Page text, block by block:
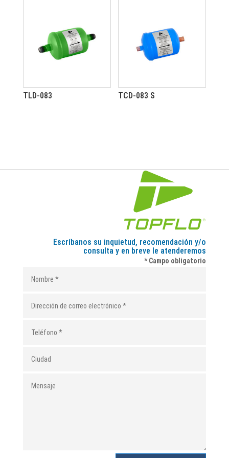
TLD-083 TCD-083 S
Escríbanos su inquietud, recomendación y/o
consulta y en breve le atenderemos
* Campo obligatorio